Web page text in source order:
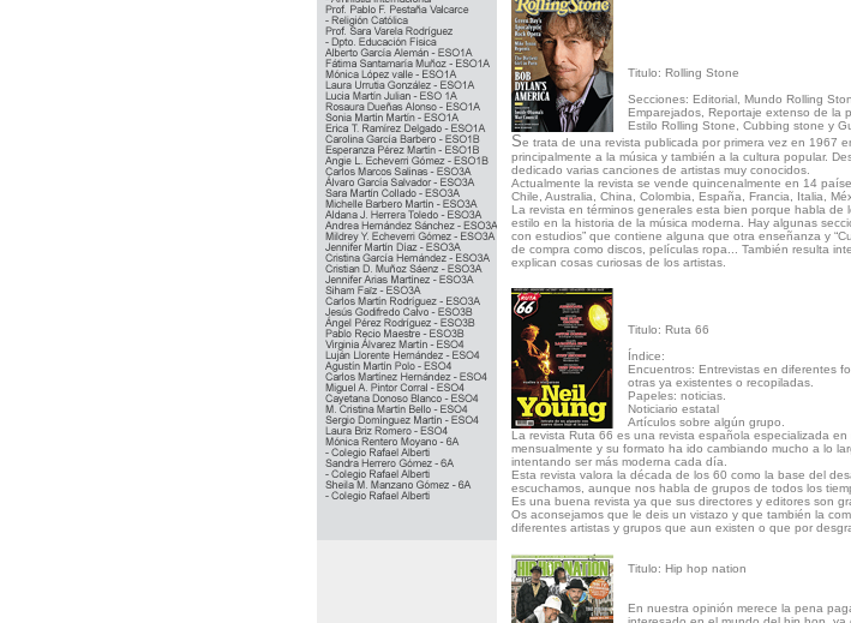
Titulo: Rolling Stone
Secciones: Editorial, Mundo Rolling
Emparejados, Reportaje extenso de la
Estilo Rolling Stone, Cubbing stone y
Se trata de una revista publicada por primera vez en 1967
principalmente a la música y también a la cultura popular.
dedicado varias canciones de artistas muy conocidos.
Actualmente la revista se vende quincenalmente en 14
Chile, Australia, China, Colombia, España, Francia, Italia,
La revista en términos generales esta bien porque habla
estilo en la historia de la música moderna. Hay algunas
con estudios” que contiene alguna que otra enseñanza y
de compra como discos, películas ropa... También resulta
explican cosas curiosas de los artistas.
Titulo: Ruta 66
Índice:
Encuentros: Entrevistas en diferentes
otras ya existentes o recopiladas.
Papeles: noticias.
Noticiario estatal
Artículos sobre algún grupo.
La revista Ruta 66 es una revista española especializada
mensualmente y su formato ha ido cambiando mucho a lo
intentando ser más moderna cada día.
Esta revista valora la década de los 60 como la base del
escuchamos, aunque nos habla de grupos de todos los
Es una buena revista ya que sus directores y editores son
Os aconsejamos que le deis un vistazo y que también la
diferentes artistas y grupos que aun existen o que por
Titulo: Hip hop nation
En nuestra opinión merece la pena